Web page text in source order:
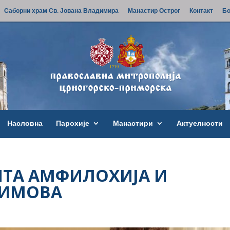
Саборни храм Св. Јована Владимира Манастир Острог Контакт
Насловна Парохије Манастири Актуелности
АМФИЛОХИЈА И